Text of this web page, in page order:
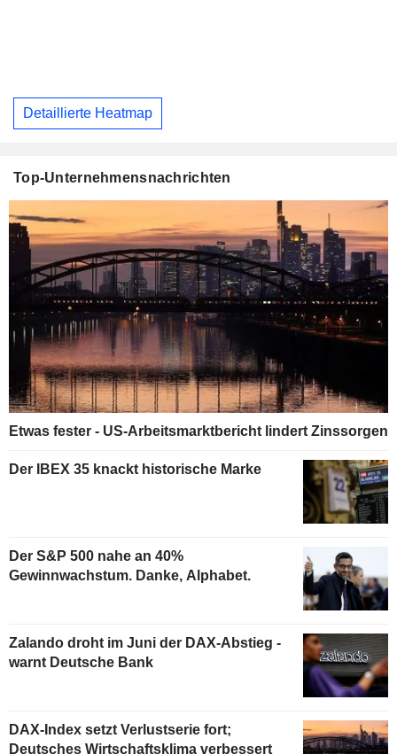
Detaillierte Heatmap
Top-Unternehmensnachrichten
Etwas fester - US-Arbeitsmarktbericht lindert Zinssorgen
Der IBEX 35 knackt historische Marke
Der S&P 500 nahe an 40%
Gewinnwachstum. Danke, Alphabet.
Zalando droht im Juni der DAX-Abstieg -
warnt Deutsche Bank
DAX-Index setzt Verlustserie fort;
Deutsches Wirtschaftsklima verbessert